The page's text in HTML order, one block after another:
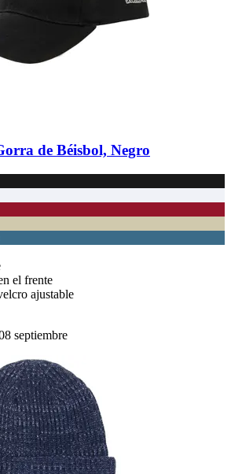
de Béisbol, Negro
el frente
ajustable
septiembre